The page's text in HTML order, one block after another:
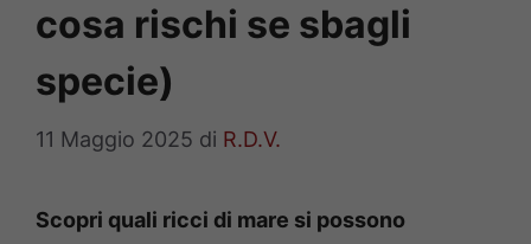
cosa rischi se sbagli
specie)
11 Maggio 2025 di R.D.V.
Scopri quali ricci di mare si possono